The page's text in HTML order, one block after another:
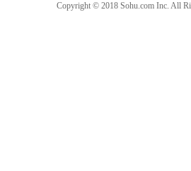
Copyright © 2018 Sohu.com Inc. All